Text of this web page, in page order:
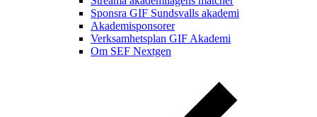
Sponsra GIF Sundsvalls akademi
Akademisponsorer
Verksamhetsplan GIF Akademi
Om SEF Nextgen